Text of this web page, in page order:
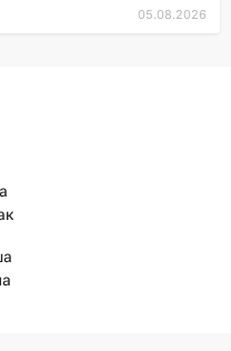
какая будет
ульяновские
засудить УК
сулят
на
05.08.2026